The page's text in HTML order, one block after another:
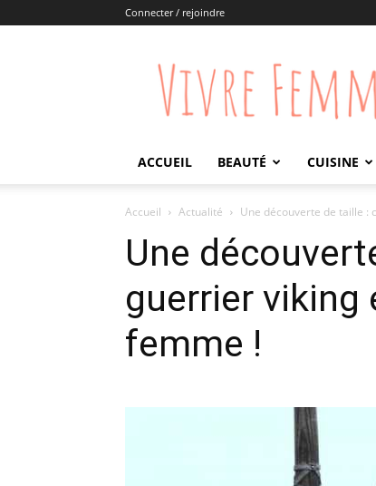
Connecter / rejoindre
Vivre
Femme
ACCUEIL BEAUTÉ CUISINE
Accueil Actualité Une découverte de taille :
Une
guerrier
femme !